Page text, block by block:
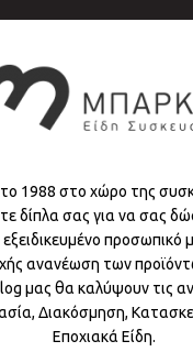
1988 στο χώρο της
δίπλα σας για να σας
ανανέωση των
μας θα καλύψουν τις
Διακόσμηση,
Εποχιακά Είδη.